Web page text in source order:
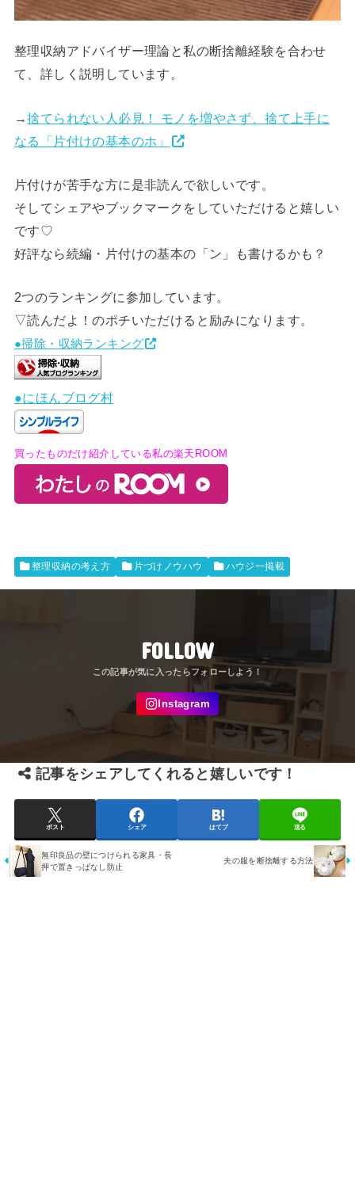
整理収納アドバイザー理論と私の断捨離経験を合わせ
て、 詳しく説明しています。
→捨てられない人必見！ モノを増やさず、捨て上手に
なる「片付けの基本のホ」
片付けが苦手な方に是非読んで欲しいです。
そしてシェアやブックマークをしていただけると嬉しい
です♡
好評なら続編・片付けの基本の「ン」も書けるかも？
2つのランキングに参加しています。
▽読んだよ！のポチいただけると励みになります。
●掃除・収納ランキング
●にほんブログ村
買ったものだけ紹介している私の楽天ROOM
整理収納の考え方 片づけノウハウ ハウジー掲載
FOLLOW
記事をシェアしてくれると嬉しいです！
ポスト シェア はてブ 送る
無印良品の壁につけられる家具・長
押で置きっぱなし防止
夫の服を断捨離する方法